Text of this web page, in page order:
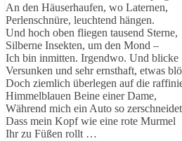
An den Häuserhaufen, wo Laternen,
Perlenschnüre, leuchtend hängen.
Und hoch oben fliegen tausend Sterne,
Silberne Insekten, um den Mond –
Ich bin inmitten. Irgendwo. Und blicke
Versunken und sehr ernsthaft, etwas
Doch ziemlich überlegen auf die
Himmelblauen Beine einer Dame,
Während mich ein Auto so
Dass mein Kopf wie eine rote Murmel
Ihr zu Füßen rollt …